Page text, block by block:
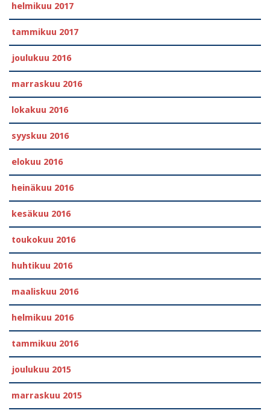
helmikuu 2017
tammikuu 2017
joulukuu 2016
marraskuu 2016
lokakuu 2016
syyskuu 2016
elokuu 2016
heinäkuu 2016
kesäkuu 2016
toukokuu 2016
huhtikuu 2016
maaliskuu 2016
helmikuu 2016
tammikuu 2016
joulukuu 2015
marraskuu 2015